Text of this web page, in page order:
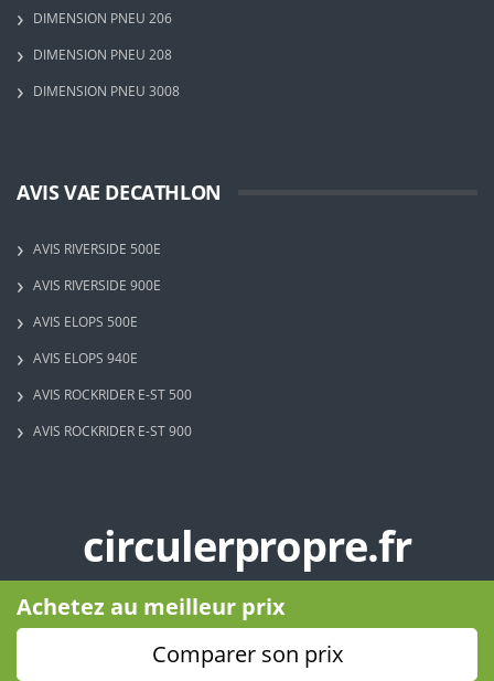
Achetez au meilleur prix
Comparer son prix
DIMENSION PNEU 206
DIMENSION PNEU 208
DIMENSION PNEU 3008
AVIS VAE DECATHLON
AVIS RIVERSIDE 500E
AVIS RIVERSIDE 900E
AVIS ELOPS 500E
AVIS ELOPS 940E
AVIS ROCKRIDER E-ST 500
AVIS ROCKRIDER E-ST 900
circulerpropre.fr
Copyright © 2023 - Circuler Propre - Tous droits réservés